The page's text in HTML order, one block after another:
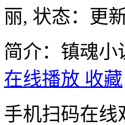
丽, 状态：更
简介：镇魂小
在线播放 收藏
手机扫码在线